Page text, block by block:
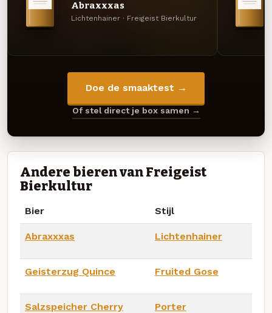
Abraxxxas
Lichtenhainer · Freigeist Bierkultur
Doe de smaaktest →
Of stel direct je box samen →
Andere bieren van Freigeist
Bierkultur
Bier Stijl
Abraxxxas Lichtenhainer
Geisterzug Quince Fruited Gose
Salzspeicher Cherry Porter